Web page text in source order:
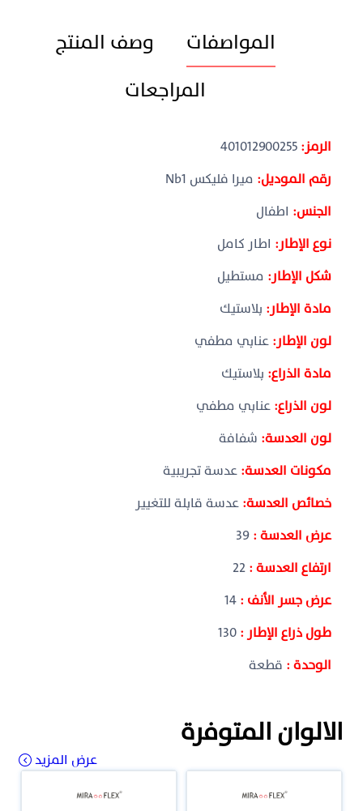
المواصفات
وصف المنتج
المراجعات
الرمز:401012900255
رقم الموديل: ميرا فليكس Nb1
الجنس: اطفال
نوع الإطار: اطار كامل
شكل الإطار: مستطيل
مادة الإطار: بلاستيك
لون الإطار:عنابي مطفي
مادة الذراع: بلاستيك
لون الذراع:عنابي مطفي
لون العدسة: شفافة
مكونات العدسة:عدسة تجريبية
خصائص العدسة:عدسة قابلة للتغيير
عرض العدسة :39
ارتفاع العدسة :22
عرض جسر الأنف :14
طول ذراع الإطار :130
الوحدة : قطعة
الالوان المتوفرة
عرض المزيد